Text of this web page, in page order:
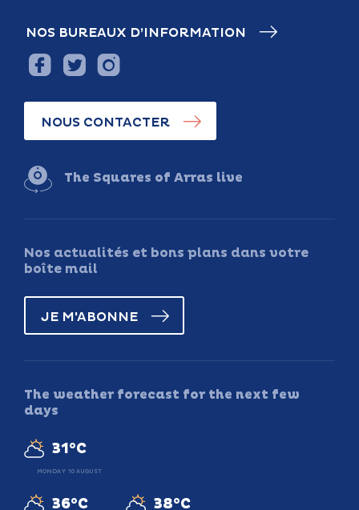
NOS BUREAUX D’INFORMATION
NOUS CONTACTER
The Squares of Arras live
Nos actualités et bons plans dans votre
boîte mail
JE M'ABONNE
The weather forecast for the next few
days
31°C
MONDAY 10 AUGUST
36°C 38°C